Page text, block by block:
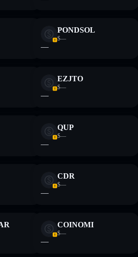
PONDSOL
$—
—
EZJTO
$—
—
QUP
$—
—
CDR
$—
—
COINOMI
$—
—